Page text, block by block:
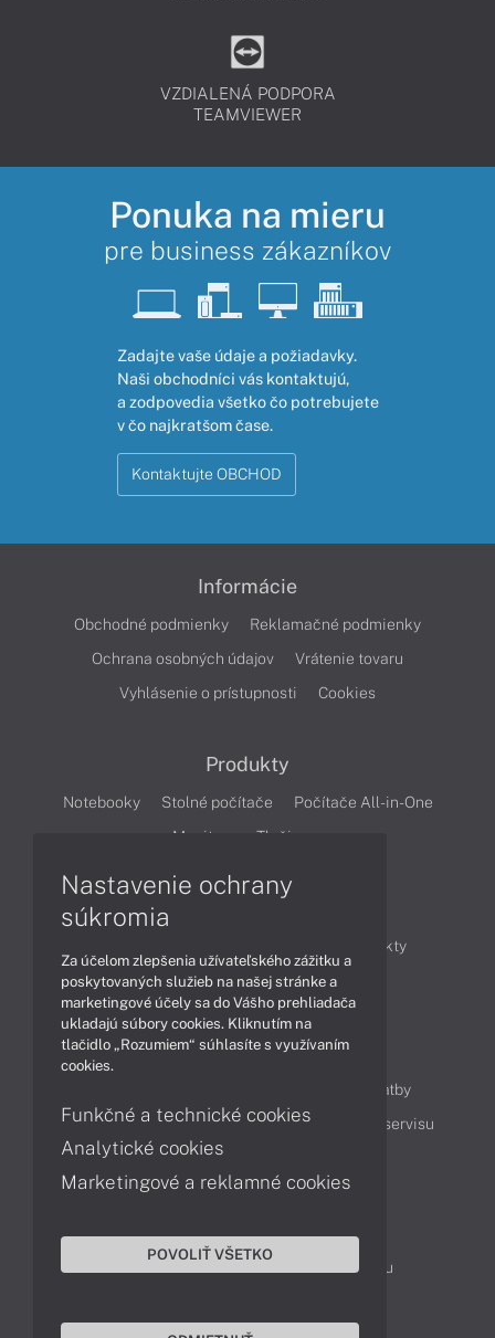
VZDIALENÁ PODPORA
TEAMVIEWER
Ponuka na mieru
pre business zákazníkov
Zadajte vaše údaje a požiadavky.
Naši obchodníci vás kontaktujú,
a zodpovedia všetko čo potrebujete
v čo najkratšom čase.
Kontaktujte OBCHOD
Informácie
Obchodné podmienky
Reklamačné podmienky
Ochrana osobných údajov
Vrátenie tovaru
Vyhlásenie o prístupnosti
Cookies
Produkty
Notebooky Stolné počítače
Počítače All-in-One
Monitory
Tlačiarne
Produkty
Technológie
Videá
Obsah
Možnosti doručenia a platby
Podpora a servis
Servisné služby Cenník servisu
Kontakty
043 4224 771
Obchodné oddelenie
Reklamácia tovaru
Nastavenie ochrany
súkromia
Za účelom zlepšenia užívateľského zážitku a
poskytovaných služieb na našej stránke a
marketingové účely sa do Vášho prehliadača
ukladajú súbory cookies. Kliknutím na
tlačidlo „Rozumiem“ súhlasíte s využívaním
cookies.
Funkčné a technické cookies
Analytické cookies
Marketingové a reklamné cookies
POVOLIŤ VŠETKO